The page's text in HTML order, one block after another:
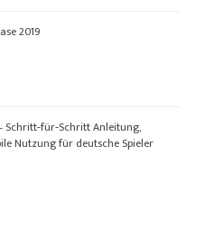
2019
Schritt‑für‑Schritt Anleitung,
Nutzung für deutsche Spieler